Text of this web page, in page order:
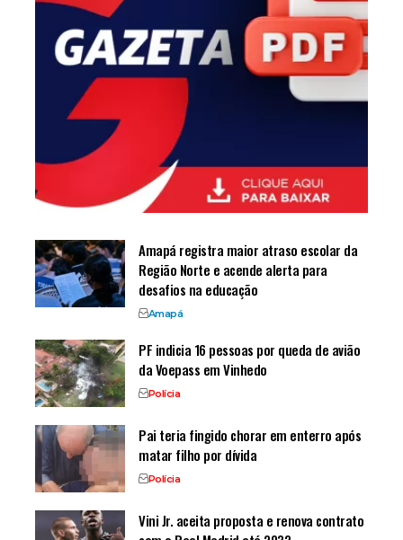
Amapá registra maior atraso escolar da
Região Norte e acende alerta para
desafios na educação
Amapá
PF indicia 16 pessoas por queda de avião
da Voepass em Vinhedo
Polícia
Pai teria fingido chorar em enterro após
matar filho por dívida
Polícia
Vini Jr. aceita proposta e renova contrato